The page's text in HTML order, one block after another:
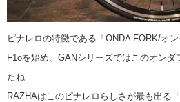
ピナレロの特徴である「ONDA FORK/オ
F1oを始め、GANシリーズではこのオン
たね
RAZHAはこのピナレロらしさが最も出る